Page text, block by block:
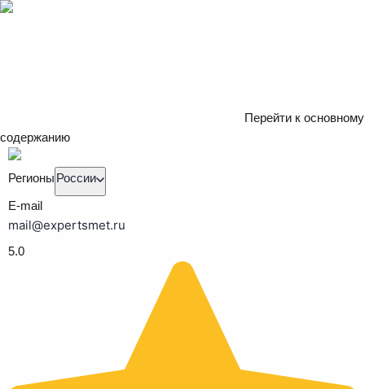
Перейти к основному
содержанию
Регионы России
E-mail
mail@expertsmet.ru
5.0